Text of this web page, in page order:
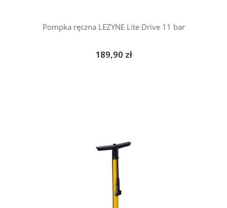
Pompka ręczna LEZYNE Lite Drive 11 bar
189,90 zł